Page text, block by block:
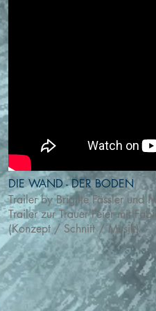
DIE WAND - DER BODEN
Trailer by Brigitte Fässler und
Trailer zurTrauer Feiermit
(Konzept / Schnitt / Musik)